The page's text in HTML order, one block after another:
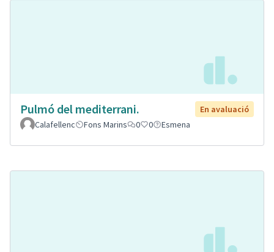
Pulmó del mediterrani.
En avaluació
Calafellenc
Fons Marins 0 0 Esmena